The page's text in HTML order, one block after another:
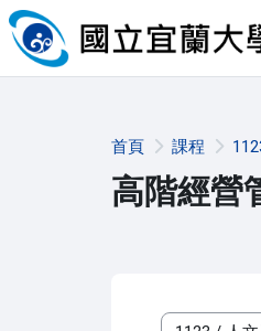
跳至主內容
首頁 課程
高階經營